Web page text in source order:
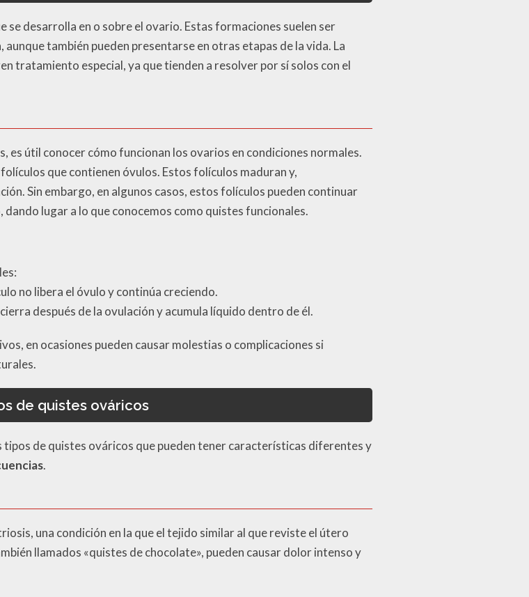
se desarrolla en o sobre el ovario. Estas formaciones suelen ser
también pueden presentarse en otras etapas de la vida. La
tratamiento especial, ya que tienden a resolver por sí solos con el
es útil conocer cómo funcionan los ovarios en condiciones normales.
que contienen óvulos. Estos folículos maduran y,
Sin embargo, en algunos casos, estos folículos pueden continuar
lugar a lo que conocemos como quistes funcionales.
no libera el óvulo y continúa creciendo.
después de la ovulación y acumula líquido dentro de él.
en ocasiones pueden causar molestias o complicaciones si
de quistes ováricos
de quistes ováricos que pueden tener características diferentes y
.
una condición en la que el tejido similar al que reviste el útero
llamados «quistes de chocolate», pueden causar dolor intenso y